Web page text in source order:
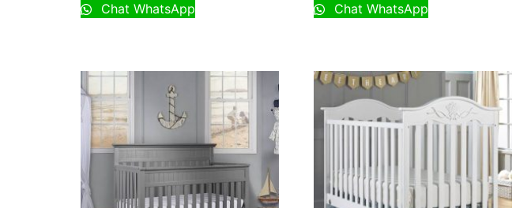
Chat WhatsApp Chat WhatsApp